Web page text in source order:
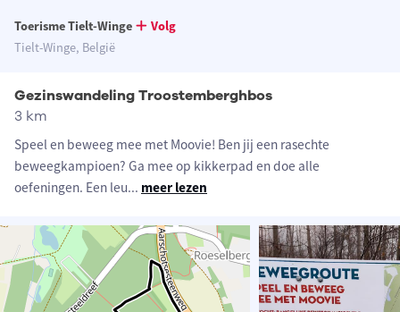
Toerisme Tielt-Winge
Volg
Tielt-Winge, België
Gezinswandeling Troostemberghbos
3 km
Speel en beweeg mee met Moovie! Ben jij een rasechte
beweegkampioen? Ga mee op kikkerpad en doe alle
oefeningen. Een leu... meer lezen